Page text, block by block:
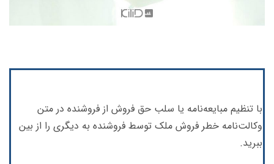
با تنظیم مبایعه‌نامه یا سلب حق فروش از فروشنده در متن
وکالت‌نامه خطر فروش ملک توسط فروشنده به دیگری را از بین
ببرید.